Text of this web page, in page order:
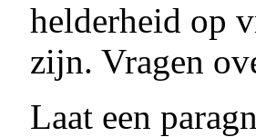
helderheid op
zijn. Vragen
Laat een